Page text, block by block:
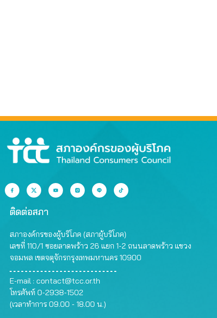
ติดต่อสภา
สภาองค์กรของผู้บริโภค (สภาผู้บริโภค)
เลขที่ 110/1 ซอยลาดพร้าว 26 แยก 1-2 ถนนลาดพร้าว แขวง
จอมพล เขตจตุจักรกรุงเทพมหานคร 10900
E-mail : contact@tcc.or.th
โทรศัพท์ 0-2938-1502
(เวลาทำการ 09.00 - 18.00 น.)